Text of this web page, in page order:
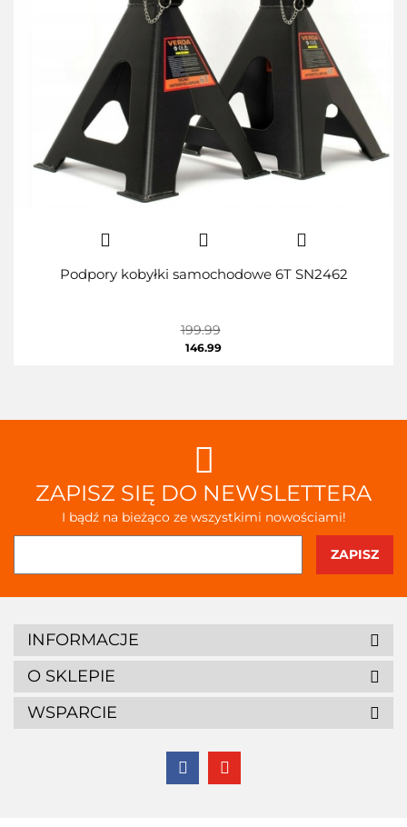
Podpory kobyłki samochodowe 6T SN2462
199.99
146.99
ZAPISZ SIĘ DO NEWSLETTERA
I bądź na bieżąco ze wszystkimi nowościami!
INFORMACJE
O SKLEPIE
WSPARCIE